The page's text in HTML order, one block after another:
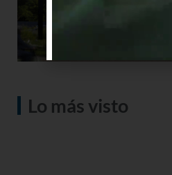
Lo más visto